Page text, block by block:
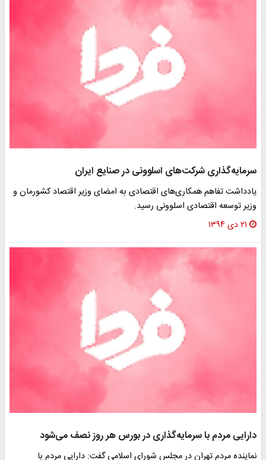
سرمایه‌گذاری شرکت‌های اسلوونی در صنایع ایران
یادداشت تفاهم همکاری‌های اقتصادی به امضای وزیر اقتصاد کشورمان و
وزیر توسعه اقتصادی اسلوونی رسید.
۲۱ دی ۱۳۹۴
دارایی مردم با سرمایه‌گذاری در بورس هر روز نصف می‌شود
نماینده مردم تهران در مجلس شورای اسلامی گفت: دارایی مردم با